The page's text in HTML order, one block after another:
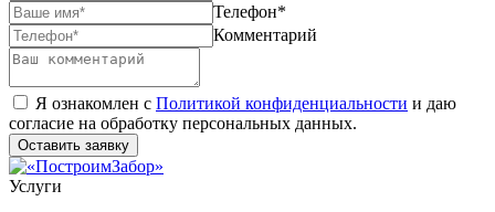
Телефон*
Комментарий
Я ознакомлен с Политикой конфиденциальности и даю
согласие на обработку персональных данных.
Оставить заявку
Услуги